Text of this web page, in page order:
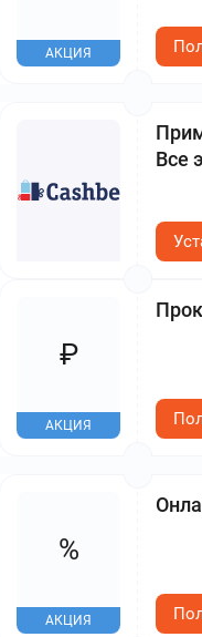
АКЦИЯ
Все
₽
АКЦИЯ
%
АКЦИЯ